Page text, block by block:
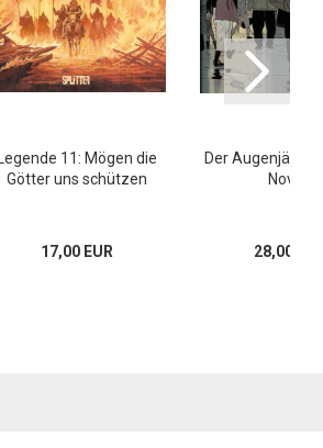
11: Mögen die
Götter uns schützen
17,00 EUR
Der Augenjäger
Novel)
28,00